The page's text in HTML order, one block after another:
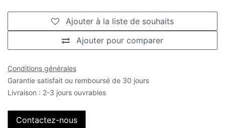
Ajouter pour comparer
Ajouter à la liste de souhaits
Conditions générales
Garantie satisfait ou remboursé de 30 jours
Livraison : 2-3 jours ouvrables
Contactez-nous